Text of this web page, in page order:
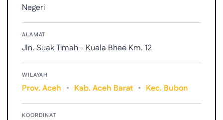
Negeri
ALAMAT
Jln. Suak Timah - Kuala Bhee Km. 12
WILAYAH
Prov. Aceh • Kab. Aceh Barat • Kec. Bubon
KOORDINAT